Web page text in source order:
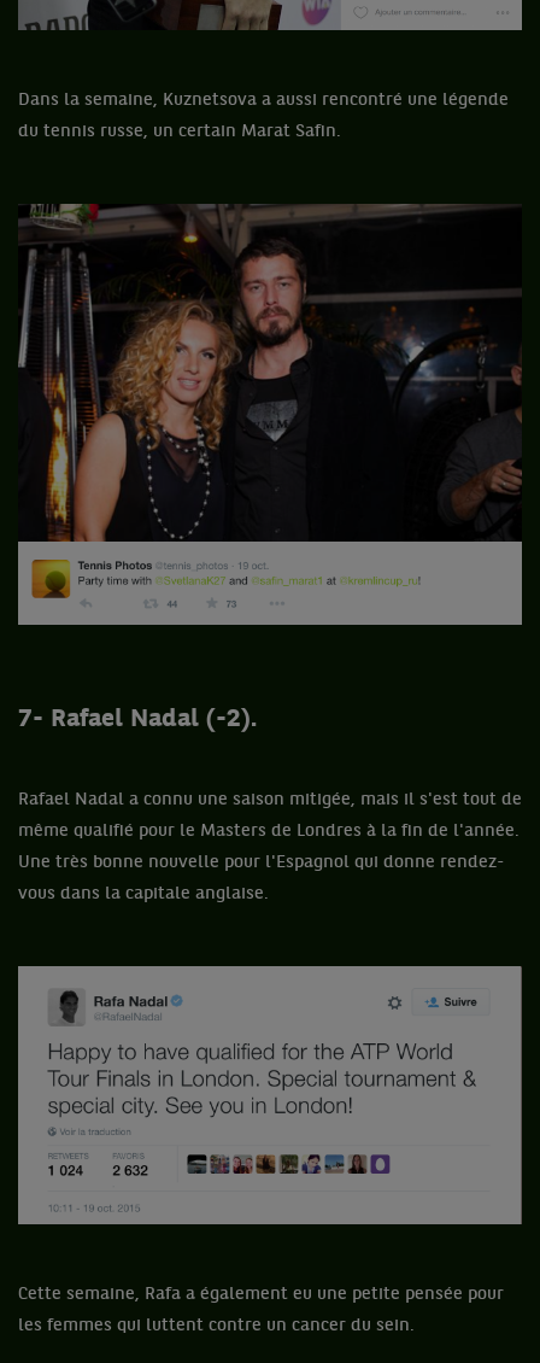
Dans la semaine, Kuznetsova a aussi rencontré une légende
du tennis russe, un certain Marat Safin.
7- Rafael Nadal (-2).
Rafael Nadal a connu une saison mitigée, mais il s'est tout de
même qualifié pour le Masters de Londres à la fin de l'année.
Une très bonne nouvelle pour l'Espagnol qui donne rendez-
vous dans la capitale anglaise.
Cette semaine, Rafa a également eu une petite pensée pour
les femmes qui luttent contre un cancer du sein.